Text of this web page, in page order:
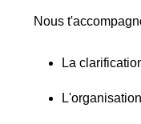
Nous
La